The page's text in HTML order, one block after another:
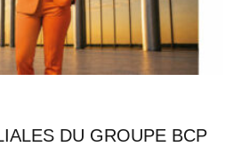
DU GROUPE BCP